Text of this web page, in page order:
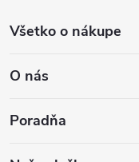
Všetko o nákupe
O nás
Poradňa